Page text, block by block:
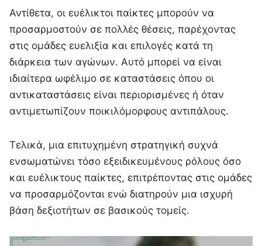
Αντίθετα, οι ευέλικτοι παίκτες μπορούν να
προσαρμοστούν σε πολλές θέσεις, παρέχοντας
στις ομάδες ευελιξία και επιλογές κατά τη
διάρκεια των αγώνων. Αυτό μπορεί να είναι
ιδιαίτερα ωφέλιμο σε καταστάσεις όπου οι
αντικαταστάσεις είναι περιορισμένες ή όταν
αντιμετωπίζουν ποικιλόμορφους αντιπάλους.
Τελικά, μια επιτυχημένη στρατηγική συχνά
ενσωματώνει τόσο εξειδικευμένους ρόλους όσο
και ευέλικτους παίκτες, επιτρέποντας στις ομάδες
να προσαρμόζονται ενώ διατηρούν μια ισχυρή
βάση δεξιοτήτων σε βασικούς τομείς.